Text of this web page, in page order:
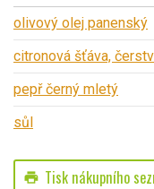
olivový olej panenský
citronová šťáva,
pepř černý mletý
sůl
print Tisk nákupního